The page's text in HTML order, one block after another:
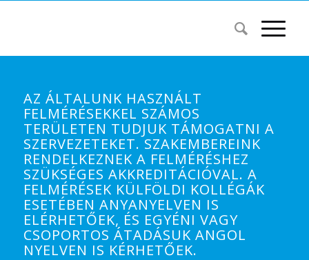
AZ ÁLTALUNK HASZNÁLT
FELMÉRÉSEKKEL SZÁMOS
TERÜLETEN TUDJUK TÁMOGATNI A
SZERVEZETEKET. SZAKEMBEREINK
RENDELKEZNEK A FELMÉRÉSHEZ
SZÜKSÉGES AKKREDITÁCIÓVAL. A
FELMÉRÉSEK KÜLFÖLDI KOLLÉGÁK
ESETÉBEN ANYANYELVEN IS
ELÉRHETŐEK, ÉS EGYÉNI VAGY
CSOPORTOS ÁTADÁSUK ANGOL
NYELVEN IS KÉRHETŐEK.